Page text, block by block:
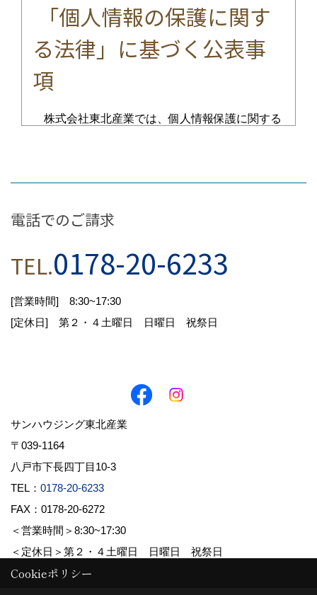
「個人情報の保護に関す
る法律」に基づく公表事
項
株式会社東北産業では、個人情報保護に関する
します。
個人情報の利用目的の公表に
関する事項
合は、その都度利用目的を明示させていただきま
1.お客様からのお問合せの対応
3.お客様の家づくりに関するご提案
4.必要に応じてお客様へのご連絡
電話でのご請求
TEL.0178-20-6233
[営業時間] 8:30~17:30
[定休日] 第２・４土曜日 日曜日 祝祭日
サンハウジング東北産業
〒039-1164
八戸市下長四丁目10-3
TEL： 0178-20-6233
FAX：0178-20-6272
＜営業時間＞8:30~17:30
＜定休日＞第２・４土曜日 日曜日 祝祭日
Cookieポリシー